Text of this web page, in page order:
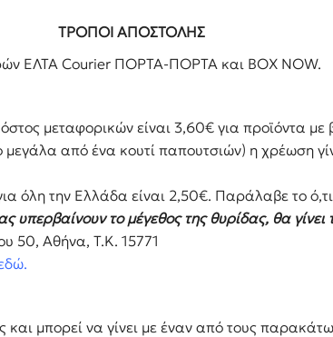
ΤΡΟΠΟΙ ΑΠΟΣΤΟΛΗΣ
ΕΛΤΑ Courier ΠΟΡΤΑ-ΠΟΡΤΑ και BOX NOW.
μεταφορικών είναι 3,60€ για προϊόντα
από ένα κουτί παπουτσιών) η χρέωση
όλη την Ελλάδα είναι 2,50€. Παράλαβε το
υπερβαίνουν το μέγεθος της θυρίδας, θα
50, Αθήνα, Τ.Κ. 15771
μπορεί να γίνει με έναν από τους